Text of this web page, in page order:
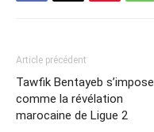
Article précédent
Tawfik Bentayeb s’impose
comme la révélation
marocaine de Ligue 2